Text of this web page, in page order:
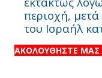
περιοχή,
του Ισραήλ
ΑΚΟΛΟΥΘΗΣΤΕ ΜΑΣ